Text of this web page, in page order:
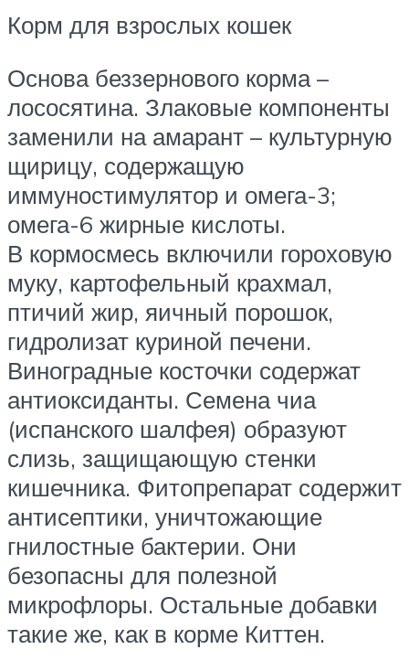
Корм для взрослых кошек
Основа беззернового корма –
лососятина. Злаковые компоненты
заменили на амарант – культурную
щирицу, содержащую
иммуностимулятор и омега-3;
омега-6 жирные кислоты.
В кормосмесь включили гороховую
муку, картофельный крахмал,
птичий жир, яичный порошок,
гидролизат куриной печени.
Виноградные косточки содержат
антиоксиданты. Семена чиа
(испанского шалфея) образуют
слизь, защищающую стенки
кишечника. Фитопрепарат содержит
антисептики, уничтожающие
гнилостные бактерии. Они
безопасны для полезной
микрофлоры. Остальные добавки
такие же, как в корме Киттен.